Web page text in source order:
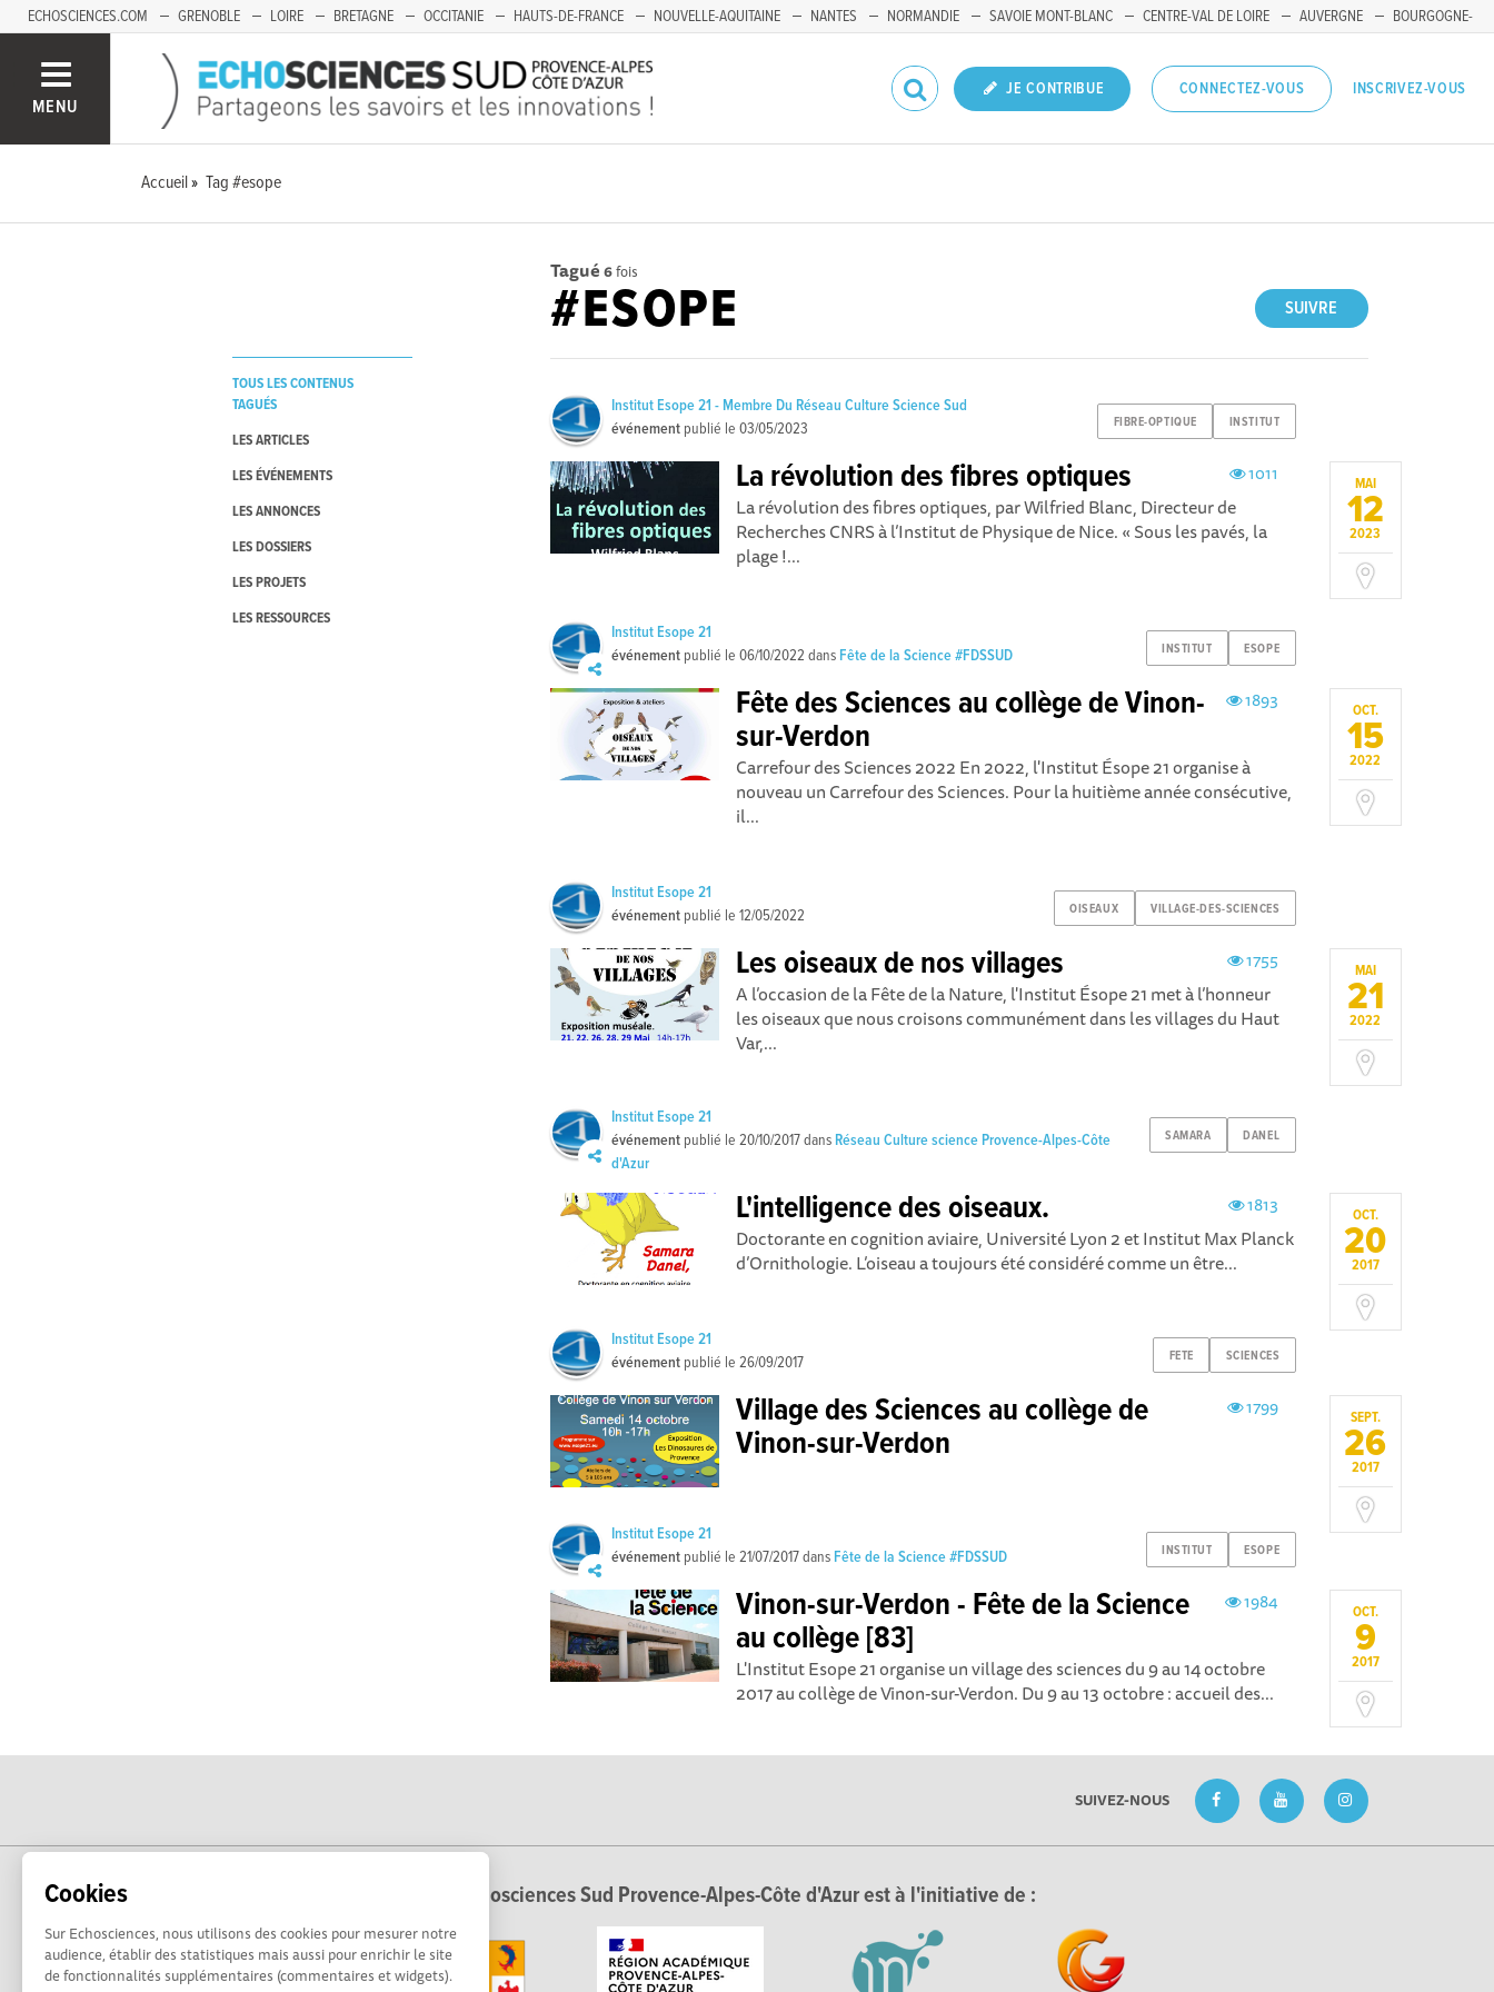
Cookies
Sur Echosciences, nous utilisons des cookies pour mesurer notre
audience, établir des statistiques mais aussi pour enrichir le site
de fonctionnalités supplémentaires (commentaires et widgets).
ECHOSCIENCES.COM GRENOBLE LOIRE BRETAGNE OCCITANIE HAUTS-DE-FRANCE NOUVELLE-AQUITAINE NANTES NORMANDIE SAVOIE MONT-BLANC CENTRE-VAL DE LOIRE AUVERGNE
BOURGOGNE-
MENU
JE CONTRIBUE CONNECTEZ-VOUS INSCRIVEZ-VOUS
Accueil Tag #esope
TOUS LES CONTENUS
TAGUÉS
LES ARTICLES
LES ÉVÉNEMENTS
LES ANNONCES
LES DOSSIERS
LES PROJETS
LES RESSOURCES
Tagué 6fois
SUIVRE
#ESOPE
FIBRE-OPTIQUE INSTITUT
Institut Esope 21 - Membre Du Réseau Culture Science Sud
événement publié le03/05/2023
MAI
12
2023
1011
La révolution des fibres optiques
La révolution des fibres optiques, par Wilfried Blanc, Directeur de
Recherches CNRS à l’Institut de Physique de Nice. « Sous les pavés, la
plage !...
INSTITUT ESOPE
Institut Esope 21
événement publié le06/10/2022 dans Fête de la Science #FDSSUD
OCT.
15
2022
1893
Fête des Sciences au collège de Vinon-
sur-Verdon
Carrefour des Sciences 2022 En 2022, l'Institut Ésope 21 organise à
nouveau un Carrefour des Sciences. Pour la huitième année consécutive,
il...
OISEAUX VILLAGE-DES-SCIENCES
Institut Esope 21
événement publié le12/05/2022
MAI
21
2022
1755
Les oiseaux de nos villages
A l’occasion de la Fête de la Nature, l'Institut Ésope 21 met à l’honneur
les oiseaux que nous croisons communément dans les villages du Haut
Var,...
SAMARA DANEL
Institut Esope 21
événement publié le20/10/2017dans Réseau Culture science Provence-Alpes-Côte
d'Azur
OCT.
20
2017
1813
L'intelligence des oiseaux.
Doctorante en cognition aviaire, Université Lyon 2 et Institut Max Planck
d’Ornithologie. L’oiseau a toujours été considéré comme un être...
FETE SCIENCES
Institut Esope 21
événement publié le26/09/2017
SEPT.
26
2017
1799
Village des Sciences au collège de
Vinon-sur-Verdon
INSTITUT ESOPE
Institut Esope 21
événement publié le21/07/2017dans Fête de la Science #FDSSUD
OCT.
9
2017
1984
Vinon-sur-Verdon - Fête de la Science
au collège [83]
L'Institut Esope 21 organise un village des sciences du 9 au 14 octobre
2017 au collège de Vinon-sur-Verdon. Du 9 au 13 octobre : accueil des...
SUIVEZ-NOUS
Echosciences Sud Provence-Alpes-Côte d'Azur est à l'initiative de :